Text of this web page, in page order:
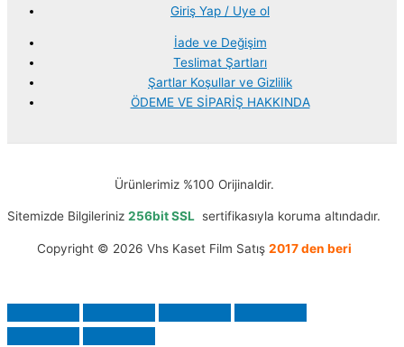
Giriş Yap / Uye ol
İade ve Değişim
Teslimat Şartları
Şartlar Koşullar ve Gizlilik
ÖDEME VE SİPARİŞ HAKKINDA
Ürünlerimiz %100 Orijinaldir.
Sitemizde Bilgileriniz 256bit SSL sertifikasıyla koruma altındadır.
Copyright © 2026 Vhs Kaset Film Satış 2017 den beri